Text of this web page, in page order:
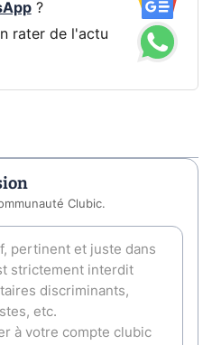
?
rater de l'actu
Clubic.